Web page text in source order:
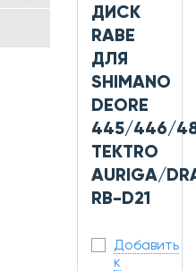
ДИСК
RABE
ДЛЯ
SHIMANO
DEORE
445/446/
TEKTRO
AURIGA/
RB-D21
Добавить
к